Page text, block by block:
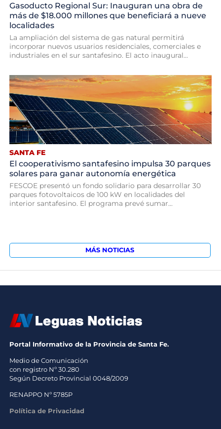
Gasoducto Regional Sur: Inauguran una obra de
más de $18.000 millones que beneficiará a nueve
localidades
La ampliación del sistema de gas natural permitirá
incorporar nuevos usuarios residenciales, comerciales e
industriales en el sur santafesino. El acto inaugural...
SANTA FE
El cooperativismo santafesino impulsa 30 parques
solares para ganar autonomía energética
FESCOE presentó un fondo solidario para desarrollar 30
parques fotovoltaicos de 100 kW en localidades del
interior santafesino. El programa prevé sumar...
MÁS NOTICIAS
Portal Informativo de la Provincia de Santa Fe.
Medio de Comunicación
con registro Nº 30.280
Según Decreto Provincial 0048/2009
RENAPPO Nº 5785P
Política de Privacidad